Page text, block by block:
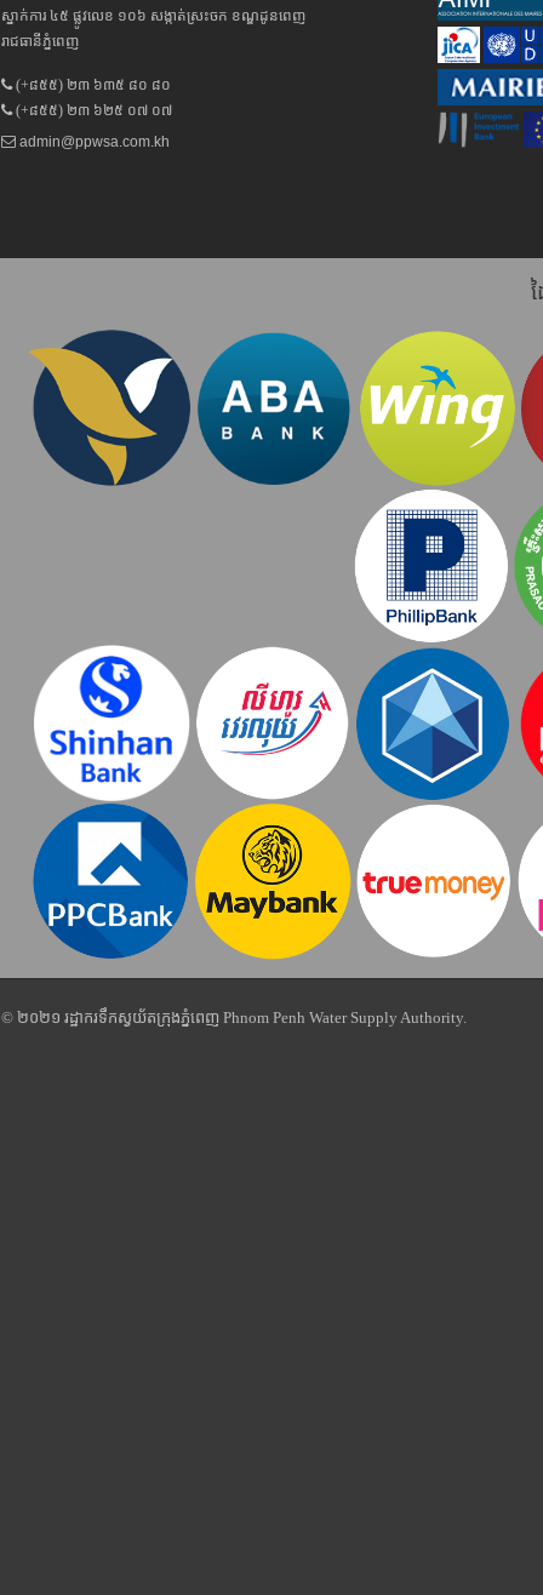
ស្នាក់ការ ៤៥ ផ្លូវលេខ ១០៦ សង្កាត់ស្រះចក ខណ្ឌដូនពេញ
រាជធានីភ្នំពេញ
(+៨៥៥) ២៣ ៦៣៥ ៨០ ៨០
(+៨៥៥) ២៣ ៦២៥ ០៧ ០៧
admin@ppwsa.com.kh
© ២០២១ រដ្ឋាករទឹកស្វយ័តក្រុងភ្នំពេញ Phnom Penh Water Supply Authority.